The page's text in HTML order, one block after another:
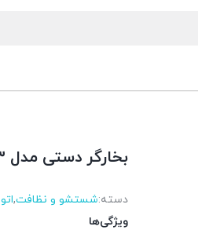
بخارگر دستی مدل ۶۰۳
دسته:شستشو و نظافت,اتو
ویژگی‌ها